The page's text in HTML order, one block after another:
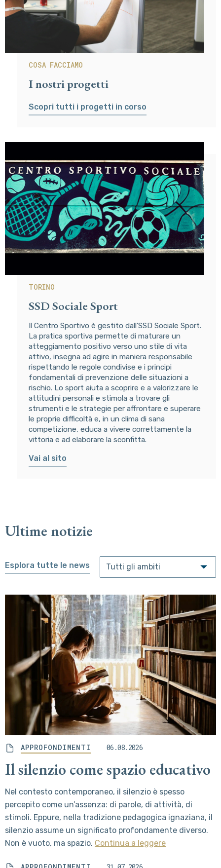
COSA FACCIAMO
I nostri progetti
Scopri tutti i progetti in corso
TORINO
SSD Sociale Sport
Il Centro Sportivo è gestito dall’SSD Sociale Sport.
La pratica sportiva permette di maturare un
atteggiamento positivo verso uno stile di vita
attivo, insegna ad agire in maniera responsabile
rispettando le regole condivise e i principi
fondamentali di prevenzione delle situazioni a
rischio. Lo sport aiuta a scoprire e a valorizzare le
attitudini personali e stimola a trovare gli
strumenti e le strategie per affrontare e superare
le proprie difficoltà e, in un clima di sana
competizione, educa a vivere correttamente la
vittoria e ad elaborare la sconfitta.
Vai al sito
Ultime notizie
Esplora tutte le news
APPROFONDIMENTI 06.08.2026
Il silenzio come spazio educativo
Nel contesto contemporaneo, il silenzio è spesso
percepito come un’assenza: di parole, di attività, di
stimoli. Eppure, nella tradizione pedagogica ignaziana, il
silenzio assume un significato profondamente diverso.
Non è vuoto, ma spazio. Continua a leggere